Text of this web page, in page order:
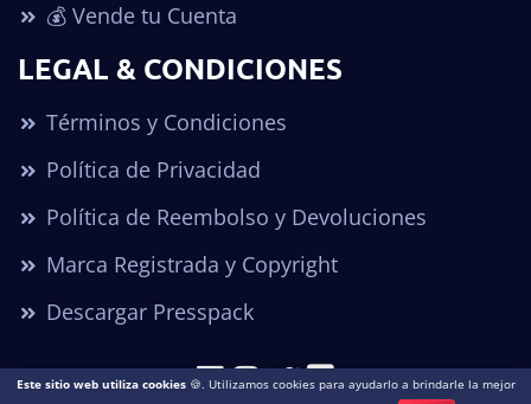
💰 Vende tu Cuenta
LEGAL & CONDICIONES
Términos y Condiciones
Política de Privacidad
Política de Reembolso y Devoluciones
Marca Registrada y Copyright
Descargar Presspack
Este sitio web utiliza cookies🍪. Utilizamos cookies para ayudarlo a brindarle la mejor